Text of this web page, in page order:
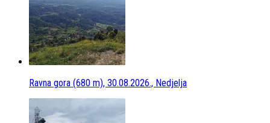
Ravna gora (680 m), 30.08.2026., Nedjelja